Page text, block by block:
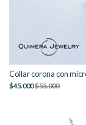
Collar corona con
$45.000$55.000